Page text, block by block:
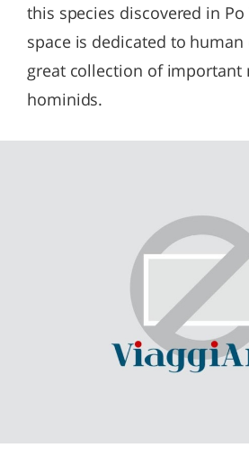
this species discovered in Po
space is dedicated to
great collection of important
hominids.